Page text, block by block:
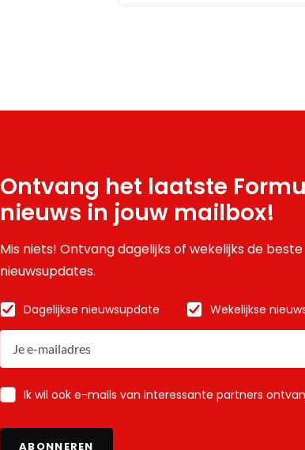
Ontvang het laatste
nieuws in jouw mailbox!
Mis niets! Ontvang dagelijks of wekelijks de beste
nieuwsupdates.
Dagelijkse nieuwsupdate Wekelijkse
Ik wil ook e-mails van interessante partners
ABONNEREN